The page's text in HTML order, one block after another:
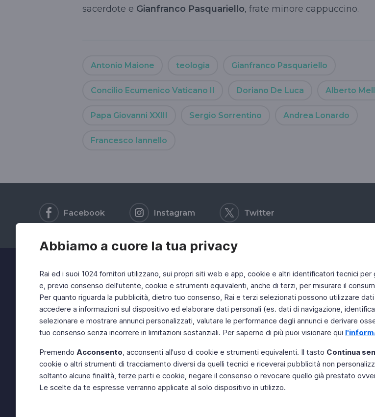
Abbiamo a cuore la tua privacy
Rai ed i suoi 1024 fornitori utilizzano, sui propri siti web e app, cookie e altri identificatori tecnici
e, previo consenso dell'utente, cookie e strumenti equivalenti, anche di terzi, per misurare il
Per quanto riguarda la pubblicità, dietro tuo consenso, Rai e terzi selezionati possono utilizzare
accedere a informazioni sul dispositivo ed elaborare dati personali (es. dati di navigazione,
selezionare e mostrare annunci personalizzati, valutare le performance degli annunci e derivare
tuo consenso senza incorrere in limitazioni sostanziali. Per saperne di più puoi visionare qui
Premendo Acconsento, acconsenti all'uso di cookie e strumenti equivalenti. Il tasto Continua
cookie o altri strumenti di tracciamento diversi da quelli tecnici e riceverai pubblicità non
soltanto alcune finalità, terze parti e cookie, negare il consenso o revocare quello già prestato
Le scelte da te espresse verranno applicate al solo dispositivo in utilizzo.
sacerdote e Gianfranco Pasquariello, frate minore cappuccino.
Antonio Maione teologia Gianfranco Pasquariello
Concilio Ecumenico Vaticano II Doriano De Luca Alberto
Papa Giovanni XXIII Sergio Sorrentino Andrea Lonardo
Francesco Iannello
Facebook Instagram Twitter